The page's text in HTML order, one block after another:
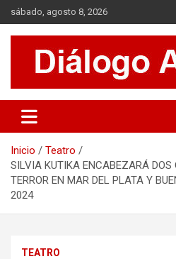
Saltar
al
contenido
sábado, agosto 8, 2026
Diálogo Abierto
Se tratan diversos temas de
aporte a la sociedad, brindando
Inicio
Teatro
SILVIA KUTIKA ENCABEZARÁ DOS
TERROR EN MAR DEL PLATA Y
2024
TEATRO